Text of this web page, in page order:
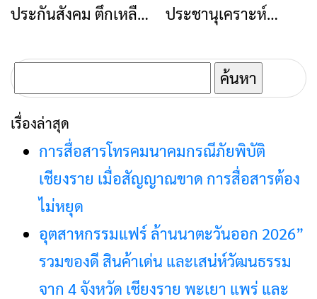
เป็นลูกจ้าง
เคราะห์ เดือนกันยายน
ประกันสังคม ตึกเหลือ
ประชานุเคราะห์
เดือน เมษายน 2566
ค้นหา
สำหรับ:
เรื่องล่าสุด
การสื่อสารโทรคมนาคมกรณีภัยพิบัติ
เชียงราย เมื่อสัญญาณขาด การสื่อสารต้อง
ไม่หยุด
อุตสาหกรรมแฟร์ ล้านนาตะวันออก 2026”
รวมของดี สินค้าเด่น และเสน่ห์วัฒนธรรม
จาก 4 จังหวัด เชียงราย พะเยา แพร่ และ